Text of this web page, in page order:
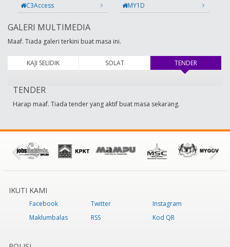
C3Access
MY1D
GALERI MULTIMEDIA
Maaf. Tiada galeri terkini buat masa ini.
KAJI SELIDIK SOLAT TENDER
TENDER
Harap maaf. Tiada tender yang aktif buat masa sekarang.
IKUTI KAMI
Facebook Twitter
Instagram
Maklumbalas
RSS Kod QR